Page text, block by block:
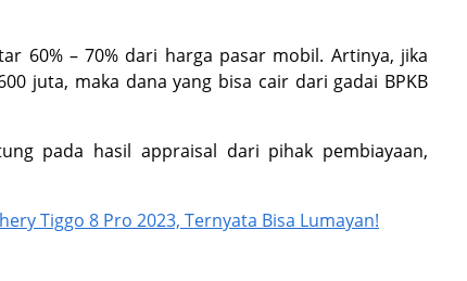
60% – 70% dari harga pasar mobil. Artinya, jika
juta, maka dana yang bisa cair dari gadai BPKB
pada hasil appraisal dari pihak pembiayaan,
Tiggo 8 Pro 2023, Ternyata Bisa Lumayan!